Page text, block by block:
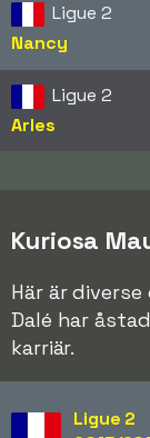
Ligue 2
Nancy
Ligue 2
Arles
Kuriosa
Här är
Dalé har
karriär.
Ligue 2